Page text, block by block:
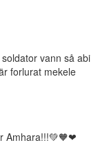
vann så abi
forlurat mekele
Amhara!!!💚🧡❤